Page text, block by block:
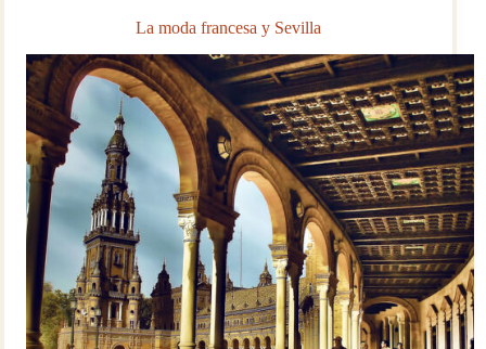
La moda francesa y Sevilla